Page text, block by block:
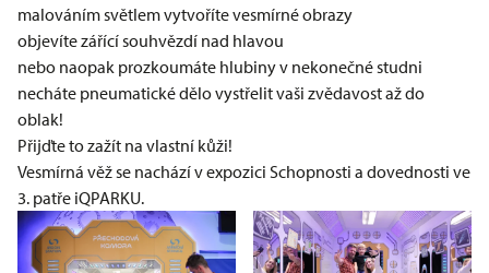
malováním světlem vytvoříte vesmírné obrazy
objevíte zářící souhvězdí nad hlavou
nebo naopak prozkoumáte hlubiny v nekonečné studni
necháte pneumatické dělo vystřelit vaši zvědavost až do
oblak!
Přijďte to zažít na vlastní kůži!
Vesmírná věž se nachází v expozici Schopnosti a dovednosti ve
3. patře iQPARKU.